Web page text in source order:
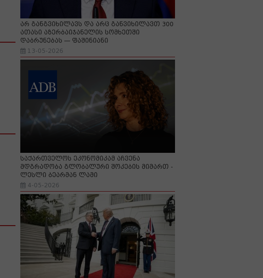
არ განგვიხილავს და არც განვიხილავთ 300
ათასი აზერბაიჯანელის სომხეთში
დაბრუნებას — ფაშინიანი
13-05-2026
საქართველოს ეკონომიკამ აჩვენა
მდგრადობა გლობალური შოკების მიმართ -
ლესლი ბეარმან ლამი
4-05-2026